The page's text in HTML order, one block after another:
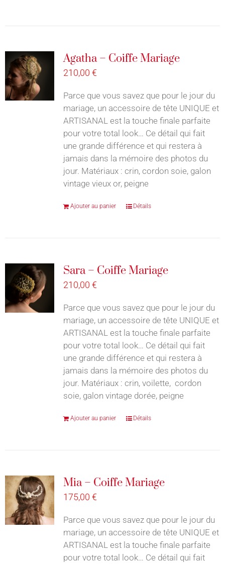
Agatha – Coiffe Mariage
210,00 €
Parce que vous savez que pour le jour du
mariage, un accessoire de tête UNIQUE et
ARTISANAL est la touche finale parfaite
pour votre total look… Ce détail qui fait
une grande différence et qui restera à
jamais dans la mémoire des photos du
jour. Matériaux : crin, cordon soie, galon
vintage vieux or, peigne
Ajouter au panier Détails
Sara – Coiffe Mariage
210,00 €
Parce que vous savez que pour le jour du
mariage, un accessoire de tête UNIQUE et
ARTISANAL est la touche finale parfaite
pour votre total look… Ce détail qui fait
une grande différence et qui restera à
jamais dans la mémoire des photos du
jour. Matériaux : crin, voilette, cordon
soie, galon vintage dorée, peigne
Ajouter au panier Détails
Mia – Coiffe Mariage
175,00 €
Parce que vous savez que pour le jour du
mariage, un accessoire de tête UNIQUE et
ARTISANAL est la touche finale parfaite
pour votre total look… Ce détail qui fait